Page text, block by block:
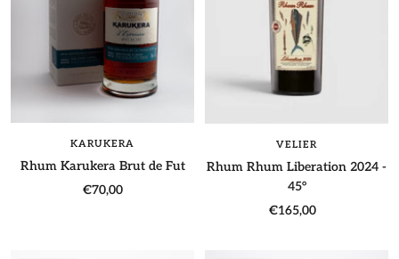
KARUKERA
Rhum Karukera Brut de Fut
Prezzo
€70,00
VELIER
Rhum Rhum Liberation 2024 -
45°
Prezzo
€165,00